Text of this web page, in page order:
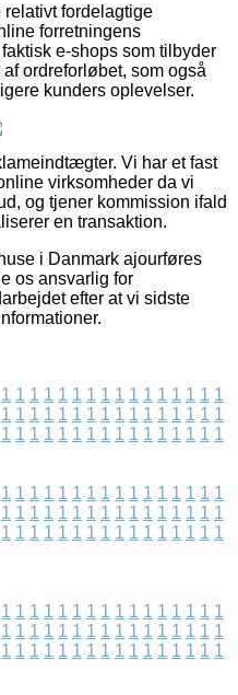
relativt fordelagtige
forretningens
e-shops som tilbyder
ordreforløbet, som også
kunders oplevelser.
Vi har et fast
virksomheder da vi
og tjener kommission ifald
en transaktion.
i Danmark ajourføres
os ansvarlig for
efter at vi sidste
1 1 1 1 1 1 1 1 1 1 1 1 1 1 1 1
1 1 1 1 1 1 1 1 1 1 1 1 1 1 1 1
1 1 1 1 1 1 1 1 1 1 1 1 1 1 1 1
1 1 1 1 1 1 1 1 1 1 1 1 1 1 1 1
1 1 1 1 1 1 1 1 1 1 1 1 1 1 1 1
1 1 1 1 1 1 1 1 1 1 1 1 1 1 1 1
1 1 1 1 1 1 1 1 1 1 1 1 1 1 1 1
1 1 1 1 1 1 1 1 1 1 1 1 1 1 1 1
1 1 1 1 1 1 1 1 1 1 1 1 1 1 1 1